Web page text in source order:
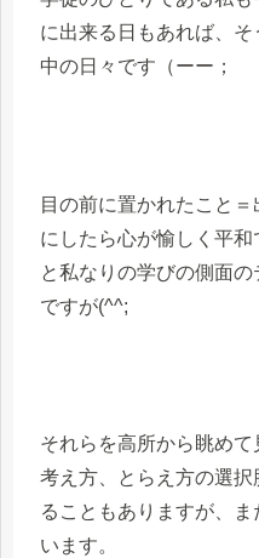
に出来る日もあれば、
中の日々です（ーー；
目の前に置かれたこと
にしたら心が愉しく平
と私なりの学びの側面
ですが(^^;
それらを高所から眺め
考え方、とらえ方の選
ることもありますが、
います。